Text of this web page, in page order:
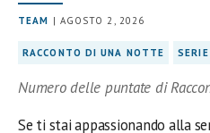
TEAM | AGOSTO 2, 2026
RACCONTO DI UNA NOTTE
Numero delle puntate di
Se ti stai appassionando alla